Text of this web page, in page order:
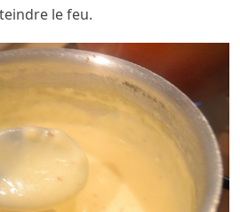
le feu.